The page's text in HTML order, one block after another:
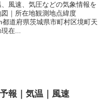
風速、気圧などの気象情報を
｜所在地観測地点緯度
道府県茨城県市町村区境町天
在...
報｜気温｜風速